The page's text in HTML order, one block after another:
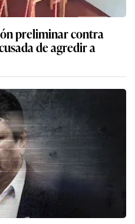
preliminar contra
de agredir a